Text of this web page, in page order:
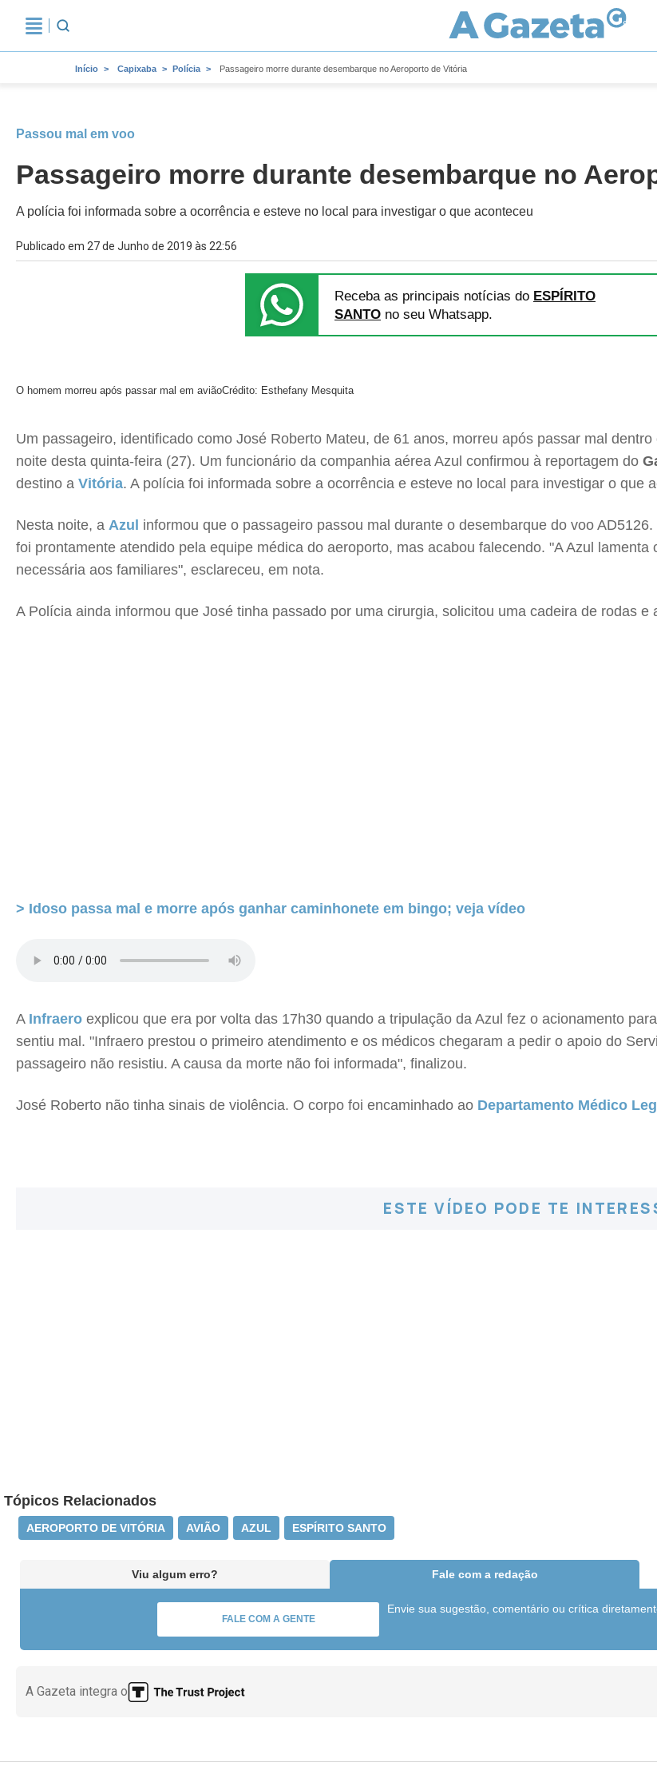
Início Capixaba Polícia Passageiro morre durante desembarque no Aeroporto de Vitória
Passou mal em voo
Passageiro morre durante desembarque no
A polícia foi informada sobre a ocorrência e esteve no local para investigar o que aconteceu
Publicado em 27 de Junho de 2019 às 22:56
Receba as principais notícias do ESPÍRITO
SANTO no seu Whatsapp.
O homem morreu após passar mal em aviãoCrédito: Esthefany Mesquita
Um passageiro, identificado como José Roberto Mateu, de 61 anos, morreu após passar mal
noite desta quinta-feira (27). Um funcionário da companhia aérea Azul confirmou à reportagem do
destino a Vitória. A polícia foi informada sobre a ocorrência e esteve no local para investigar o que
Nesta noite, a Azul informou que o passageiro passou mal durante o desembarque do voo
foi prontamente atendido pela equipe médica do aeroporto, mas acabou falecendo. "A Azul
necessária aos familiares", esclareceu, em nota.
A Polícia ainda informou que José tinha passado por uma cirurgia, solicitou uma cadeira de rodas
> Idoso passa mal e morre após ganhar caminhonete em bingo; veja vídeo
A Infraero explicou que era por volta das 17h30 quando a tripulação da Azul fez o acionamento
sentiu mal. "Infraero prestou o primeiro atendimento e os médicos chegaram a pedir o apoio do
passageiro não resistiu. A causa da morte não foi informada", finalizou.
José Roberto não tinha sinais de violência. O corpo foi encaminhado ao Departamento Médico
ESTE VÍDEO PODE TE
Tópicos Relacionados
AEROPORTO DE VITÓRIA AVIÃO AZUL ESPÍRITO SANTO
Viu algum erro? Fale com a redação
FALE COM A GENTE
Envie sua sugestão, comentário ou crítica
A Gazeta integra o